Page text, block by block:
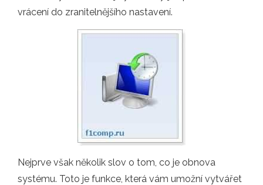
vrácení do zranitelnějšího nastavení.
Nejprve však několik slov o tom, co je obnova
systému. Toto je funkce, která vám umožní vytvářet